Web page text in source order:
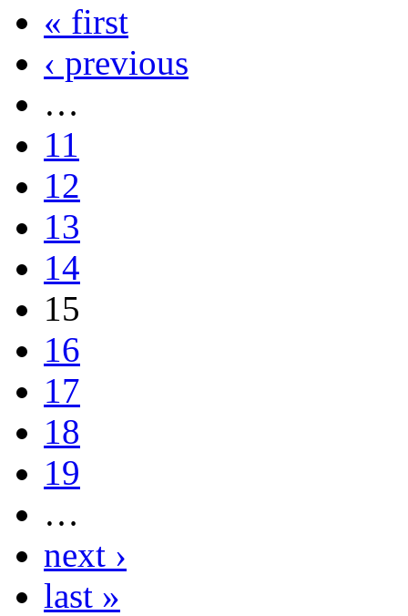
« first
‹ previous
…
11
12
13
14
15
16
17
18
19
…
next ›
last »